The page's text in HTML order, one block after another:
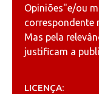
Opiniões"e/ou
correspondente
Mas pela
justificam a
LICENÇA: